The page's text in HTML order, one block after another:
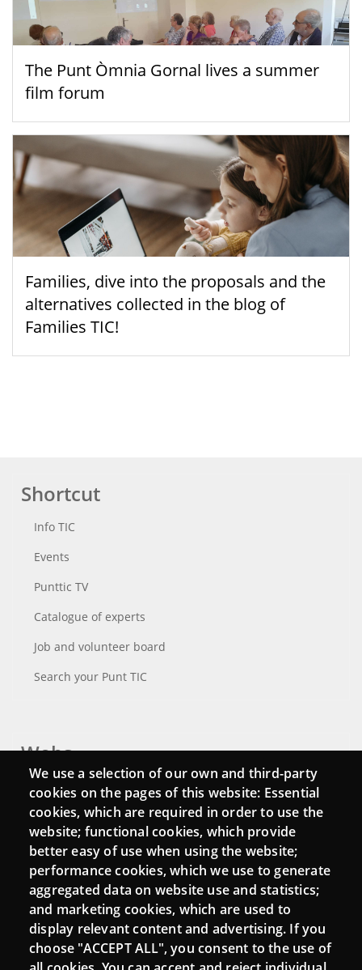
The Punt Òmnia Gornal lives a summer
film forum
Families, dive into the proposals and the
alternatives collected in the blog of
Families TIC!
Shortcut
Info TIC
Events
Punttic TV
Catalogue of experts
Job and volunteer board
Search your Punt TIC
Webs
Login
Mattermost Punt TIC
Moodle CampusLab
Connect
Contact
We use a selection of our own and third-party
cookies on the pages of this website: Essential
cookies, which are required in order to use the
website; functional cookies, which provide
better easy of use when using the website;
performance cookies, which we use to generate
aggregated data on website use and statistics;
and marketing cookies, which are used to
display relevant content and advertising. If you
choose "ACCEPT ALL", you consent to the use of